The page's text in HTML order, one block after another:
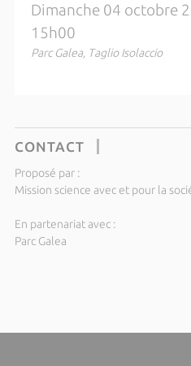
Dimanche 04 octobre
15h00
Parc Galea, Taglio Isolaccio
CONTACT
Proposé par :
Mission science avec et pour la
En partenariat avec :
Parc Galea